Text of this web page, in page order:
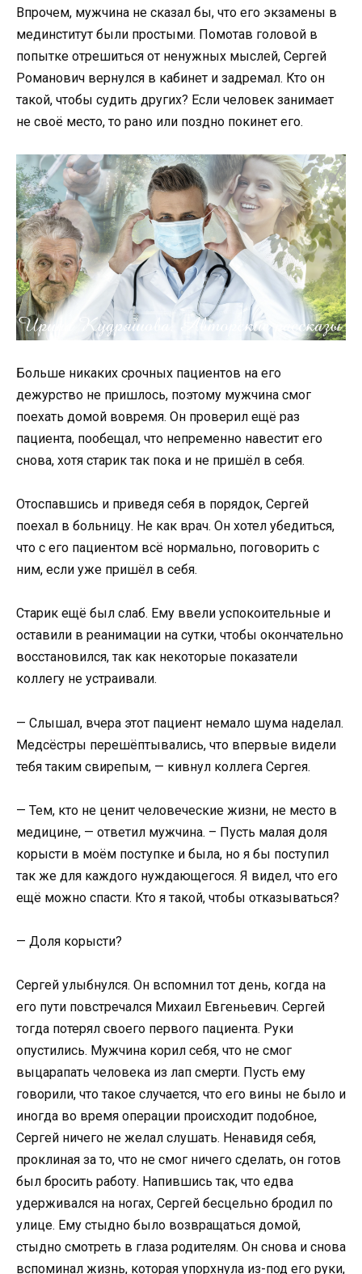
Впрочем, мужчина не сказал бы, что его экзамены в
мединститут были простыми. Помотав головой в
попытке отрешиться от ненужных мыслей, Сергей
Романович вернулся в кабинет и задремал. Кто он
такой, чтобы судить других? Если человек занимает
не своё место, то рано или поздно покинет его.
Больше никаких срочных пациентов на его
дежурство не пришлось, поэтому мужчина смог
поехать домой вовремя. Он проверил ещё раз
пациента, пообещал, что непременно навестит его
снова, хотя старик так пока и не пришёл в себя.
Отоспавшись и приведя себя в порядок, Сергей
поехал в больницу. Не как врач. Он хотел убедиться,
что с его пациентом всё нормально, поговорить с
ним, если уже пришёл в себя.
Старик ещё был слаб. Ему ввели успокоительные и
оставили в реанимации на сутки, чтобы окончательно
восстановился, так как некоторые показатели
коллегу не устраивали.
— Слышал, вчера этот пациент немало шума наделал.
Медсёстры перешёптывались, что впервые видели
тебя таким свирепым, — кивнул коллега Сергея.
— Тем, кто не ценит человеческие жизни, не место в
медицине, — ответил мужчина. – Пусть малая доля
корысти в моём поступке и была, но я бы поступил
так же для каждого нуждающегося. Я видел, что его
ещё можно спасти. Кто я такой, чтобы отказываться?
— Доля корысти?
Сергей улыбнулся. Он вспомнил тот день, когда на
его пути повстречался Михаил Евгеньевич. Сергей
тогда потерял своего первого пациента. Руки
опустились. Мужчина корил себя, что не смог
выцарапать человека из лап смерти. Пусть ему
говорили, что такое случается, что его вины не было и
иногда во время операции происходит подобное,
Сергей ничего не желал слушать. Ненавидя себя,
проклиная за то, что не смог ничего сделать, он готов
был бросить работу. Напившись так, что едва
удерживался на ногах, Сергей бесцельно бродил по
улице. Ему стыдно было возвращаться домой,
стыдно смотреть в глаза родителям. Он снова и снова
вспоминал жизнь, которая упорхнула из-под его руки,